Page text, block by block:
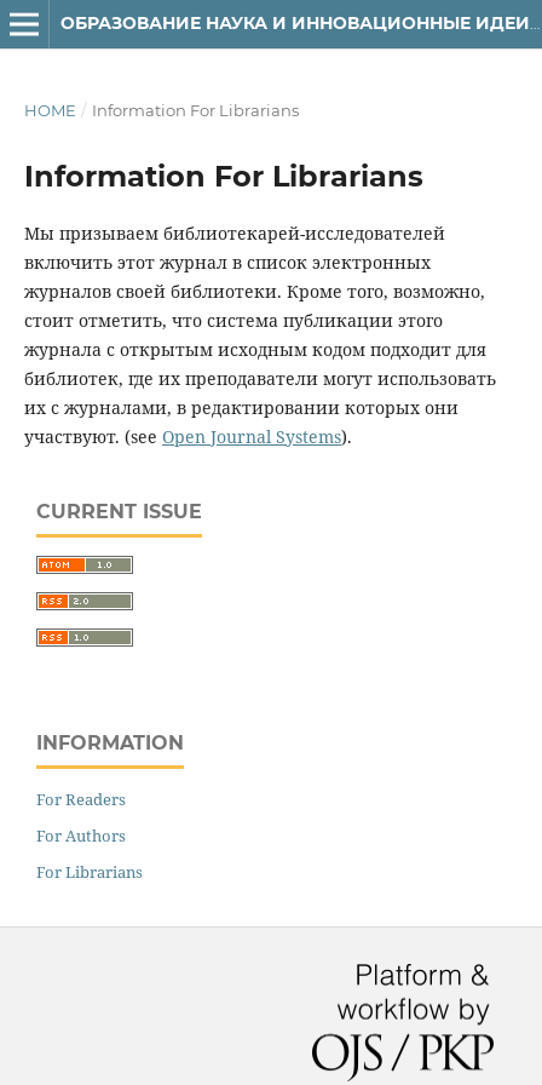
HOME / Information For Librarians
Information For Librarians
Мы призываем библиотекарей-исследователей
включить этот журнал в список электронных
журналов своей библиотеки. Кроме того, возможно,
стоит отметить, что система публикации этого
журнала с открытым исходным кодом подходит для
библиотек, где их преподаватели могут использовать
их с журналами, в редактировании которых они
участвуют. (see Open Journal Systems).
CURRENT ISSUE
INFORMATION
For Readers
For Authors
For Librarians